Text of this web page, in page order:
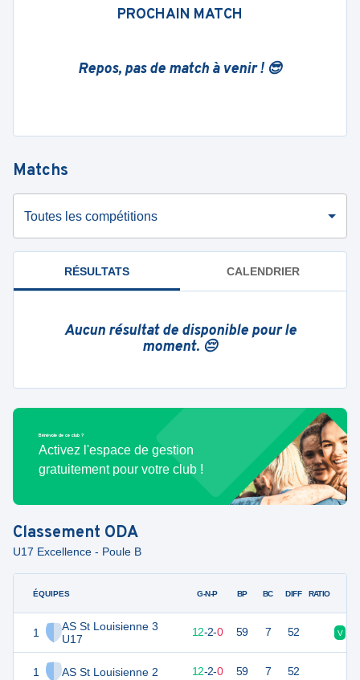
PROCHAIN MATCH
Repos, pas de match à venir ! 😎
Matchs
Toutes les compétitions
RÉSULTATS CALENDRIER
Aucun résultat de disponible pour le
moment. 😔
Bénévole de ce club ?
Activez l'espace de gestion
gratuitement pour votre club !
Classement ODA
U17 Excellence - Poule B
ÉQUIPES
1
AS St Louisienne 3
U17
1 AS St Louisienne 2
G-N-P BP BC DIFF RATIO
52 12-2-0 59 7 52 V
52 12-2-0 59 7 52